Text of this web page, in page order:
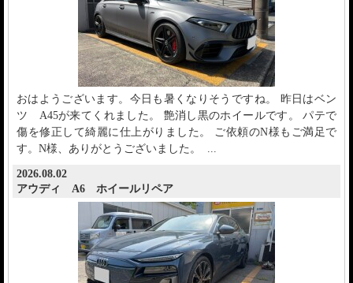
おはようございます。今日も暑くなりそうですね。 昨日はベン
ツ A45が来てくれました。 艶消し黒のホイールです。 パテで
傷を修正して綺麗に仕上がりました。 ご依頼のN様もご満足で
す。N様、ありがとうございました。 ...
2026.08.02
アウディ A6 ホイールリペア